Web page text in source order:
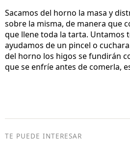
Sacamos del horno la masa y
sobre la misma, de manera que
que llene toda la tarta. Untamos
ayudamos de un pincel o
del horno los higos se fundirán
que se enfríe antes de comerla,
TE PUEDE INTERESAR